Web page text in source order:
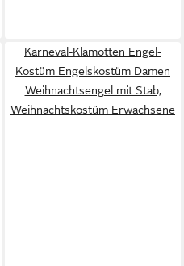
Karneval-Klamotten Engel-
Kostüm Engelskostüm Damen
Weihnachtsengel mit Stab,
Weihnachtskostüm Erwachsene